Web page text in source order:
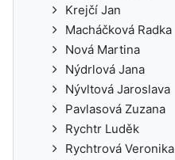
Krejčí Jan
Macháčková Radka
Nová Martina
Nýdrlová Jana
Nývltová Jaroslava
Pavlasová Zuzana
Rychtr Luděk
Rychtrová Veronika